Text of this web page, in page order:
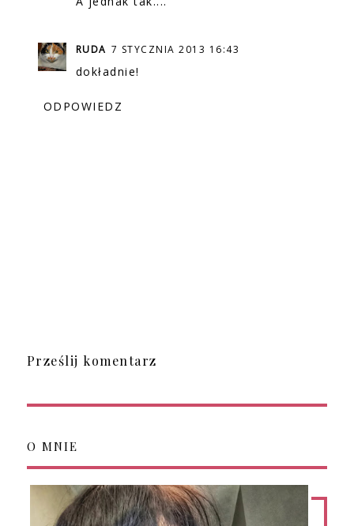
RUDA 7 STYCZNIA 2013 16:43
dokładnie!
ODPOWIEDZ
Prześlij komentarz
O MNIE